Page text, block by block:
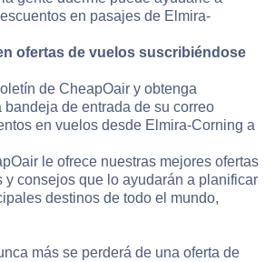
en pasajes de Elmira-
ofertas de vuelos suscribiéndose
de CheapOair y obtenga
bandeja de entrada de su correo
en vuelos desde Elmira-Corning a
le ofrece nuestras mejores ofertas
y consejos que lo ayudarán a planificar
destinos de todo el mundo,
más se perderá de una oferta de